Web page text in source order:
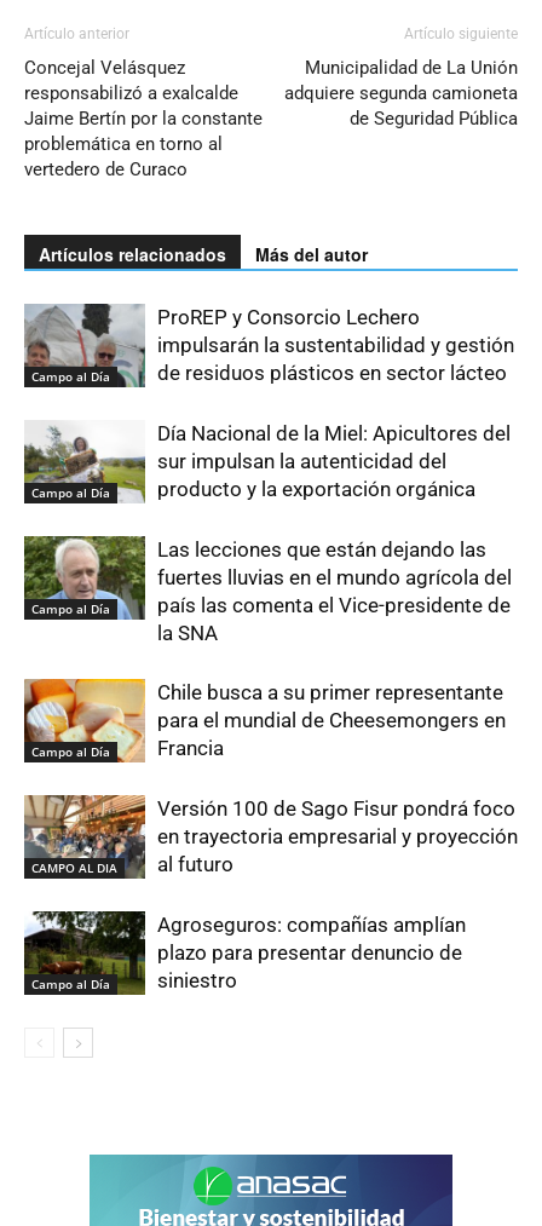
Artículo anterior
Concejal Velásquez
responsabilizó a exalcalde
Jaime Bertín por la constante
problemática en torno al
vertedero de Curaco
Artículo siguiente
Municipalidad de La Unión
adquiere segunda camioneta
de Seguridad Pública
Artículos relacionados Más del autor
Campo al Día
ProREP y Consorcio Lechero
impulsarán la sustentabilidad y gestión
de residuos plásticos en sector lácteo
Campo al Día
Día Nacional de la Miel: Apicultores del
sur impulsan la autenticidad del
producto y la exportación orgánica
Campo al Día
Las lecciones que están dejando las
fuertes lluvias en el mundo agrícola del
país las comenta el Vice-presidente de
la SNA
Campo al Día
Chile busca a su primer representante
para el mundial de Cheesemongers en
Francia
CAMPO AL DIA
Versión 100 de Sago Fisur pondrá foco
en trayectoria empresarial y proyección
al futuro
Campo al Día
Agroseguros: compañías amplían
plazo para presentar denuncio de
siniestro